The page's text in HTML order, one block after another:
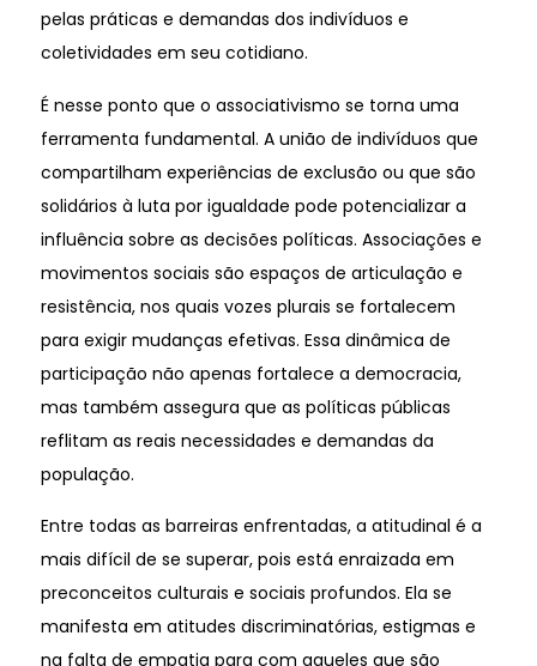
pelas práticas e demandas dos indivíduos e
coletividades em seu cotidiano.
É nesse ponto que o associativismo se torna uma
ferramenta fundamental. A união de indivíduos que
compartilham experiências de exclusão ou que são
solidários à luta por igualdade pode potencializar a
influência sobre as decisões políticas. Associações e
movimentos sociais são espaços de articulação e
resistência, nos quais vozes plurais se fortalecem
para exigir mudanças efetivas. Essa dinâmica de
participação não apenas fortalece a democracia,
mas também assegura que as políticas públicas
reflitam as reais necessidades e demandas da
população.
Entre todas as barreiras enfrentadas, a atitudinal é a
mais difícil de se superar, pois está enraizada em
preconceitos culturais e sociais profundos. Ela se
manifesta em atitudes discriminatórias, estigmas e
na falta de empatia para com aqueles que são